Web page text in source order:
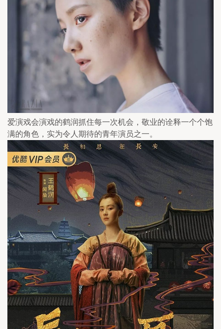
爱演戏会演戏的鹤润抓住每一次机会，敬业的诠释一个个饱
满的角色，实为令人期待的青年演员之一。